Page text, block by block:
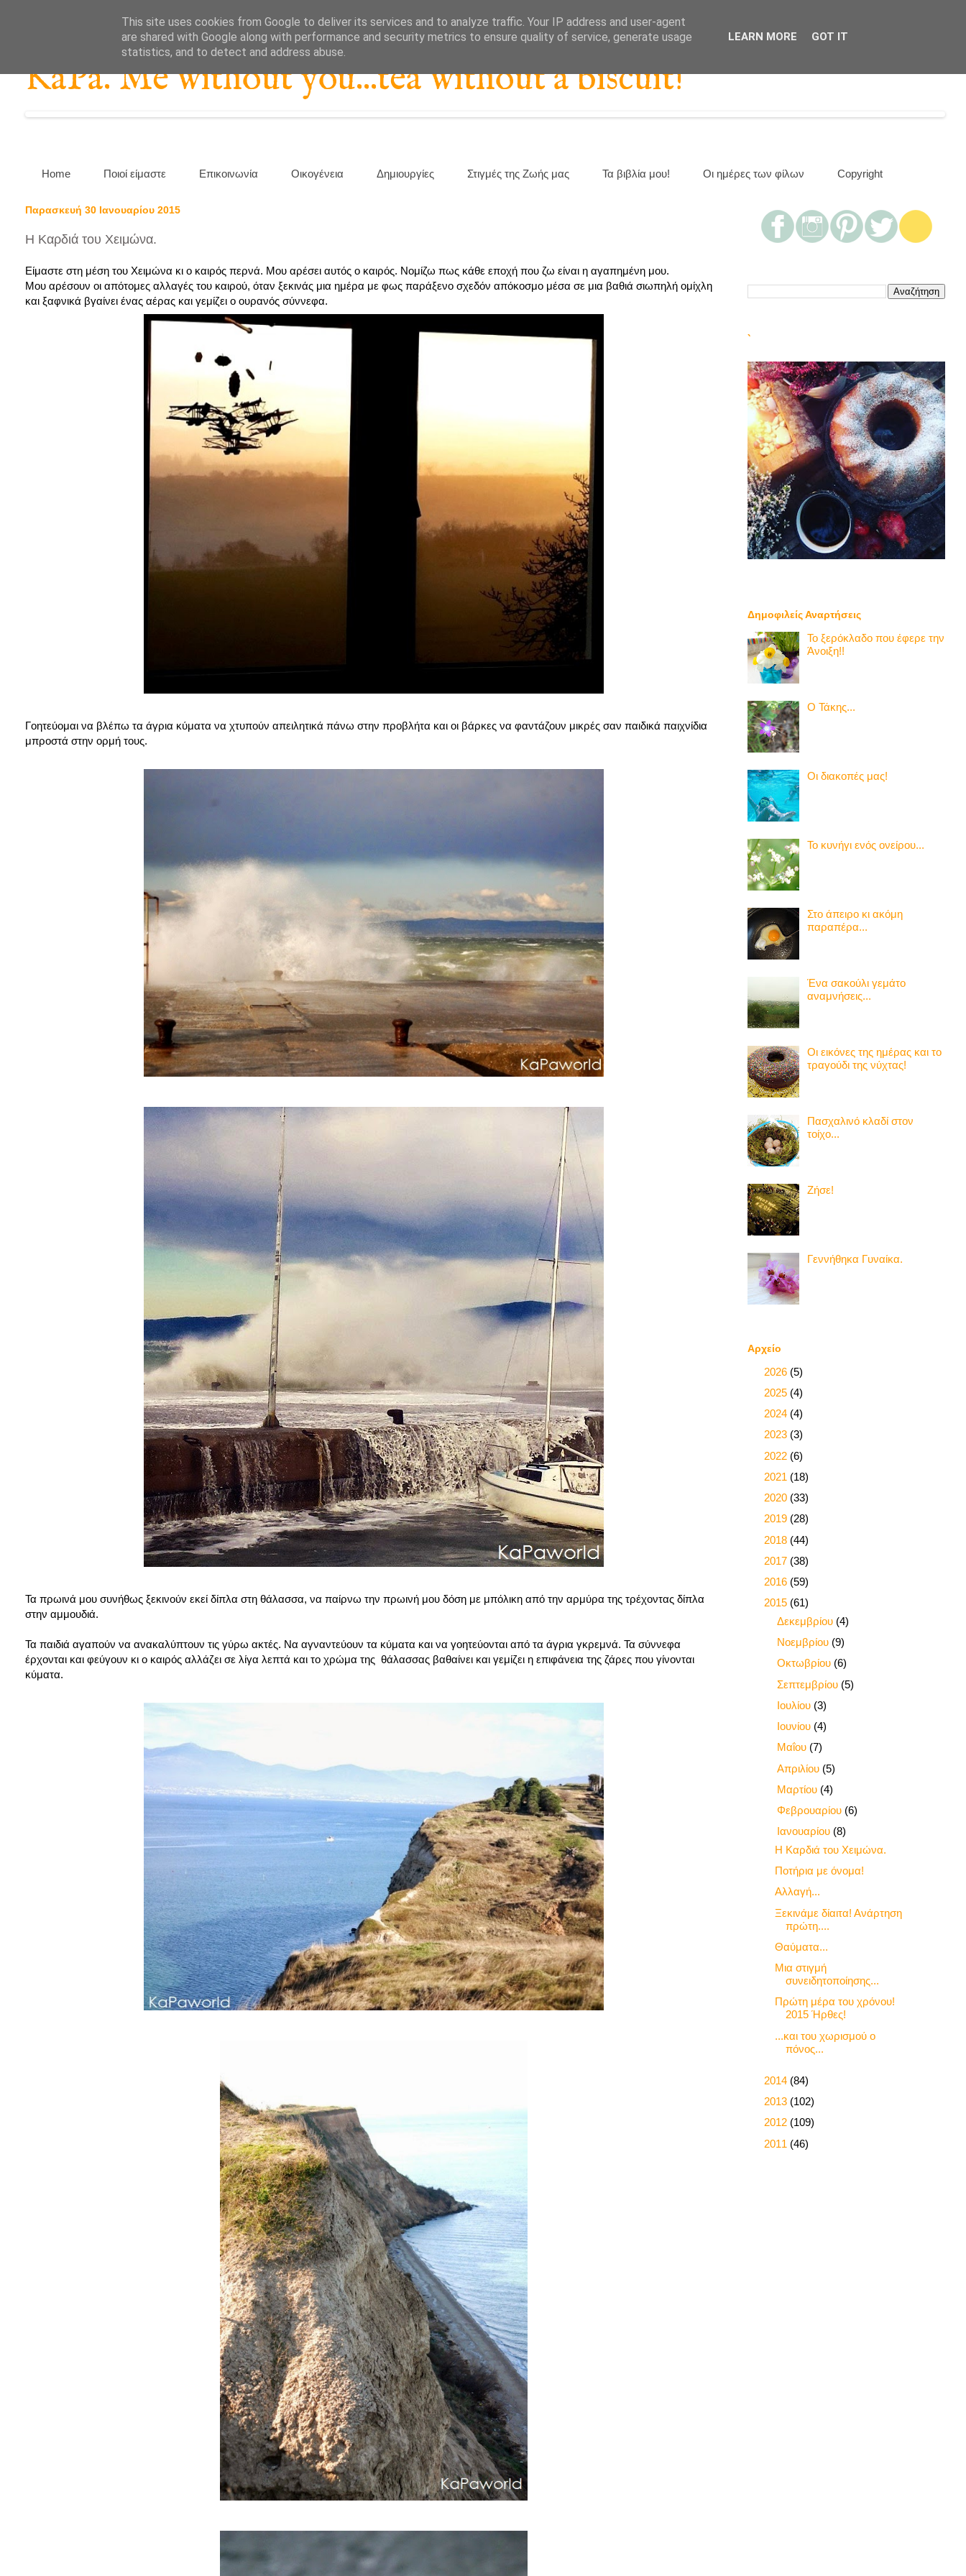
KaPa. Me without you...tea without a biscuit!
Home Ποιοί είμαστε Επικοινωνία Οικογένεια Δημιουργίες Στιγμές της Ζωής μας Τα βιβλία μου! Οι ημέρες των φίλων Copyright
Παρασκευή 30 Ιανουαρίου 2015
Η Καρδιά του Χειμώνα.
Είμαστε στη μέση του Χειμώνα κι ο καιρός περνά. Μου αρέσει αυτός ο καιρός. Νομίζω πως κάθε εποχή που ζω είναι η αγαπημένη μου.
Μου αρέσουν οι απότομες αλλαγές του καιρού, όταν ξεκινάς μια ημέρα με φως παράξενο σχεδόν απόκοσμο μέσα σε μια βαθιά σιωπηλή ομίχλη
και ξαφνικά βγαίνει ένας αέρας και γεμίζει ο ουρανός σύννεφα.
Γοητεύομαι να βλέπω τα άγρια κύματα να χτυπούν απειλητικά πάνω στην προβλήτα και οι βάρκες να φαντάζουν μικρές σαν παιδικά παιχνίδια
μπροστά στην ορμή τους.
Τα πρωινά μου συνήθως ξεκινούν εκεί δίπλα στη θάλασσα, να παίρνω την πρωινή μου δόση με μπόλικη από την αρμύρα της τρέχοντας δίπλα
στην αμμουδιά.
Τα παιδιά αγαπούν να ανακαλύπτουν τις γύρω ακτές. Να αγναντεύουν τα κύματα και να γοητεύονται από τα άγρια γκρεμνά. Τα σύννεφα
έρχονται και φεύγουν κι ο καιρός αλλάζει σε λίγα λεπτά και το χρώμα της θάλασσας βαθαίνει και γεμίζει η επιφάνεια της ζάρες που γίνονται
κύματα.
`
Δημοφιλείς Αναρτήσεις
Το ξερόκλαδο που έφερε την
Άνοιξη!!
Ο Τάκης...
Οι διακοπές μας!
Το κυνήγι ενός ονείρου...
Στο άπειρο κι ακόμη
παραπέρα...
Ένα σακούλι γεμάτο
αναμνήσεις...
Οι εικόνες της ημέρας και το
τραγούδι της νύχτας!
Πασχαλινό κλαδί στον
τοίχο...
Ζήσε!
Γεννήθηκα Γυναίκα.
Αρχείο
2026 (5)
2025 (4)
2024 (4)
2023 (3)
2022 (6)
2021 (18)
2020 (33)
2019 (28)
2018 (44)
2017 (38)
2016 (59)
2015 (61)
Δεκεμβρίου (4)
Νοεμβρίου (9)
Οκτωβρίου (6)
Σεπτεμβρίου (5)
Ιουλίου (3)
Ιουνίου (4)
Μαΐου (7)
Απριλίου (5)
Μαρτίου (4)
Φεβρουαρίου (6)
Ιανουαρίου (8)
Η Καρδιά του Χειμώνα.
Ποτήρια με όνομα!
Αλλαγή...
Ξεκινάμε δίαιτα! Ανάρτηση
πρώτη....
Θαύματα...
Μια στιγμή
συνειδητοποίησης...
Πρώτη μέρα του χρόνου!
2015 Ήρθες!
...και του χωρισμού ο
πόνος...
2014 (84)
2013 (102)
2012 (109)
2011 (46)
This site uses cookies from Google to deliver its services and to analyze traffic. Your IP address and user-agent
are shared with Google along with performance and security metrics to ensure quality of service, generate usage
statistics, and to detect and address abuse.
LEARN MORE GOT IT